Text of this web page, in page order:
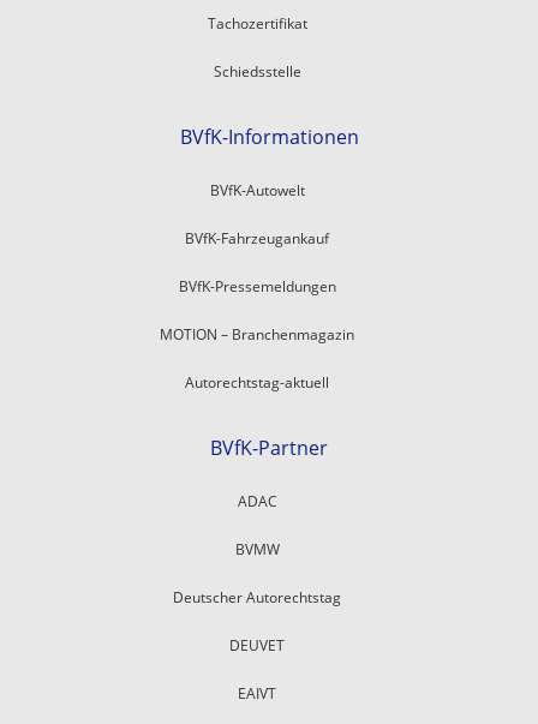
Tachozertifikat
Schiedsstelle
BVfK-Informationen
BVfK-Autowelt
BVfK-Fahrzeugankauf
BVfK-Pressemeldungen
MOTION – Branchenmagazin
Autorechtstag-aktuell
BVfK-Partner
ADAC
BVMW
Deutscher Autorechtstag
DEUVET
EAIVT